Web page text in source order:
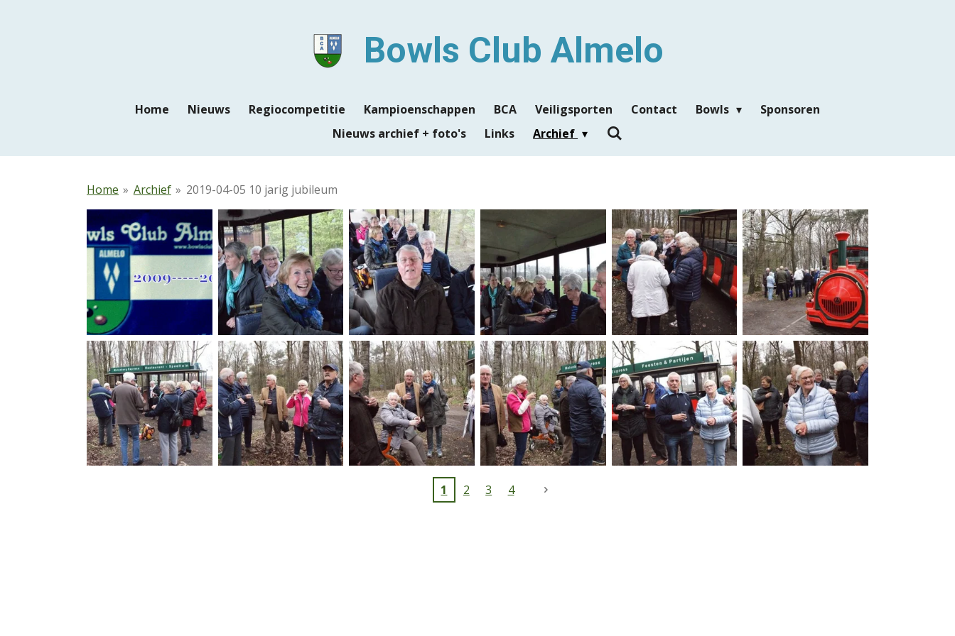
Bowls Club Almelo
Home Nieuws Regiocompetitie Kampioenschappen BCA Veiligsporten Contact Bowls
Sponsoren
Nieuws archief + foto's
Links Archief
Home » Archief » 2019-04-05 10 jarig jubileum
1 2 3 4